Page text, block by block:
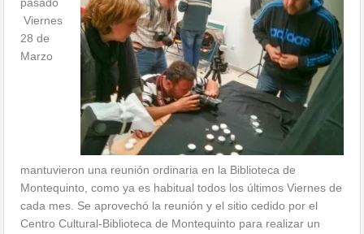
Viernes
28 de
Marzo
mantuvieron una reunión ordinaria en la Biblioteca de
Montequinto, como ya es habitual todos los últimos Viernes de
cada mes. Se aprovechó la reunión y el sitio cedido por el
Centro Cultural-Biblioteca de Montequinto para realizar un